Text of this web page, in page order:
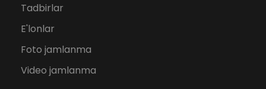
Tadbirlar
E'lonlar
Foto jamlanma
Video jamlanma